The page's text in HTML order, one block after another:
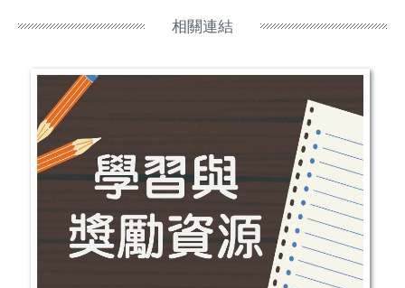
相關連結